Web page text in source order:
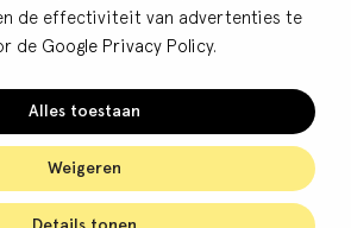
de effectiviteit van advertenties te
de Google Privacy Policy.
Alles toestaan
Weigeren